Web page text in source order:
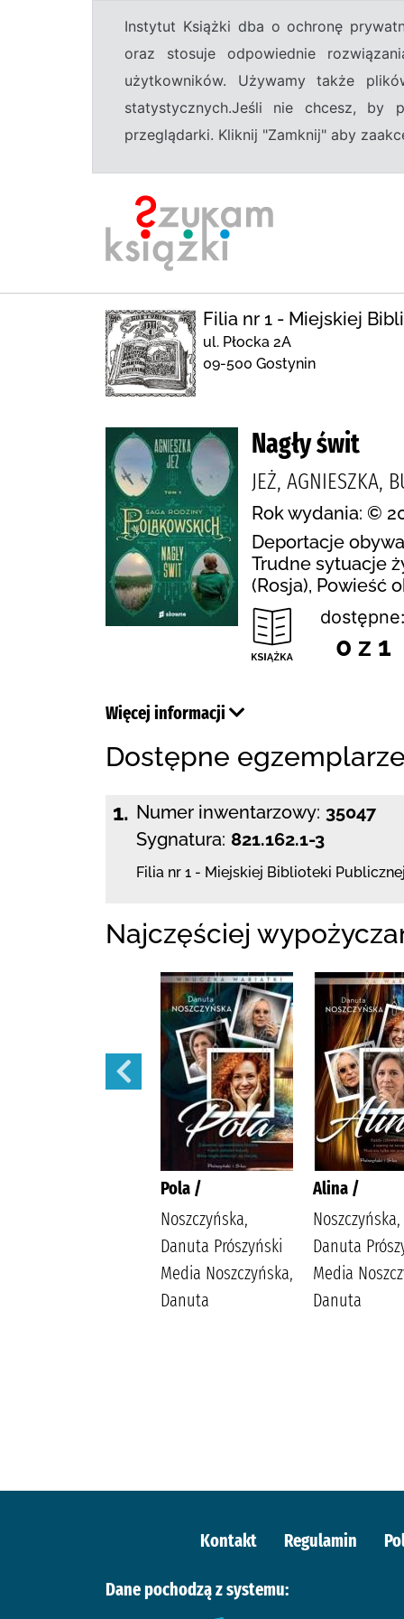
Instytut Książki dba o ochronę
oraz stosuje odpowiednie
użytkowników. Używamy także
statystycznych.Jeśli nie chcesz, by
przeglądarki. Kliknij "Zamknij" aby
Filia nr 1 - Miejskiej
ul. Płocka 2A
09-500 Gostynin
Nagły świt
JEŻ, AGNIESZKA,
Rok wydania: ©
Deportacje
Trudne sytuacje
(Rosja), Powieść
0 z 1
Więcej informacji
Dostępne
1. Numer inwentarzowy: 35047
Sygnatura: 821.162.1-3
Filia nr 1 - Miejskiej Biblioteki
Najczęściej
Pola /
Noszczyńska,
Danuta Prószyński
Media Noszczyńska,
Danuta
Alina /
Noszczyńska,
Danuta
Media
Danuta
Kontakt Regulamin
Dane pochodzą z systemu: